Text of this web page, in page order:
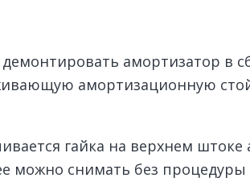
амортизатор в
амортизационную
гайка на верхнем
можно снимать без процедуры